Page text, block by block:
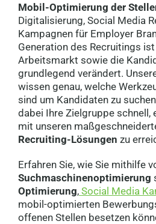
Mobil-Optimierung der
Digitalisierung, Social Media
Kampagnen für Employer
Generation des Recruitings
Arbeitsmarkt sowie die
grundlegend verändert.
wissen genau, welche
sind um Kandidaten zu
dabei Ihre Zielgruppe schnell,
mit unseren
Recruiting-Lösungen zu
Erfahren Sie, wie Sie mithilfe
Suchmaschinenoptimierung
Optimierung,Social Media
mobil-optimierten
offenen Stellen besetzen